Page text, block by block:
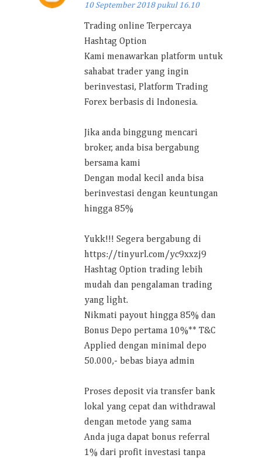
10 September 2018 pukul 16.10
Trading online Terpercaya
Hashtag Option
Kami menawarkan platform untuk
sahabat trader yang ingin
berinvestasi, Platform Trading
Forex berbasis di Indonesia.
Jika anda binggung mencari
broker, anda bisa bergabung
bersama kami
Dengan modal kecil anda bisa
berinvestasi dengan keuntungan
hingga 85%
Yukk!!! Segera bergabung di
https://tinyurl.com/yc9xxzj9
Hashtag Option trading lebih
mudah dan pengalaman trading
yang light.
Nikmati payout hingga 85% dan
Bonus Depo pertama 10%** T&C
Applied dengan minimal depo
50.000,- bebas biaya admin
Proses deposit via transfer bank
lokal yang cepat dan withdrawal
dengan metode yang sama
Anda juga dapat bonus referral
1% dari profit investasi tanpa